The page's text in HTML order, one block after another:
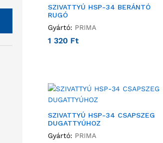
SZIVATTYÚ HSP-34 BERÁNTÓ
RUGÓ
Gyártó: PRIMA
1 320 Ft
SZIVATTYÚ HSP-34 CSAPSZEG
DUGATTYÚHOZ
Gyártó: PRIMA